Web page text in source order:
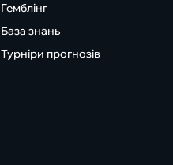
Гемблінг
База знань
Турніри прогнозів